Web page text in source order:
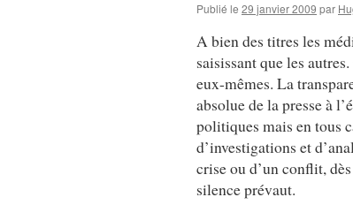
Publié le 29 janvier 2009 par
A bien des titres les
saisissant que les
eux-mêmes. La
absolue de la presse à
politiques mais en tous
d’investigations et
crise ou d’un conflit,
silence prévaut.